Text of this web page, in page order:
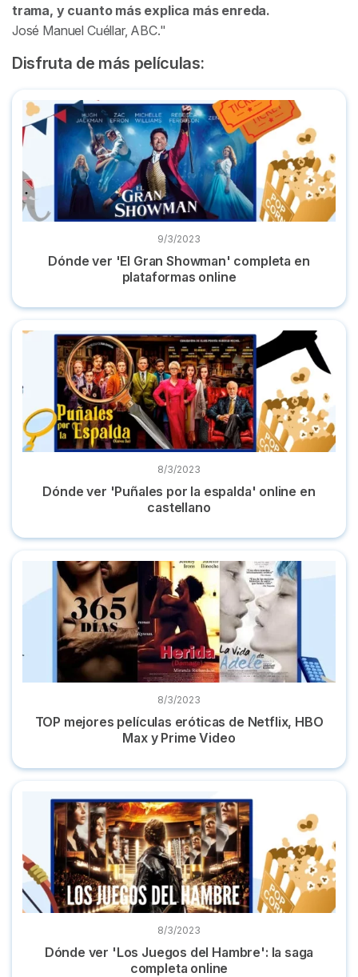
trama, y cuanto más explica más enreda.
José Manuel Cuéllar, ABC.
Disfruta de más películas:
Dónde ver 'El Gran Showman' completa en plataformas
9/3/2023
Dónde ver 'El Gran Showman' completa en
plataformas online
Dónde ver 'Puñales por la espalda' online en castellano
8/3/2023
Dónde ver 'Puñales por la espalda' online en
castellano
TOP mejores películas eróticas de Netflix, HBO Max y
8/3/2023
TOP mejores películas eróticas de Netflix, HBO
Max y Prime Video
Dónde ver 'Los Juegos del Hambre': la saga completa
8/3/2023
Dónde ver 'Los Juegos del Hambre': la saga
completa online